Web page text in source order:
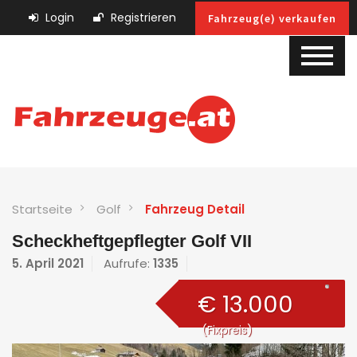
Login Registrieren Fahrzeug(e) verkaufen
Startseite Golf Fahrzeug Detail
Scheckheftgepflegter Golf VII
5. April 2021 Aufrufe: 1335
€ 13.000
(Fixpreis)